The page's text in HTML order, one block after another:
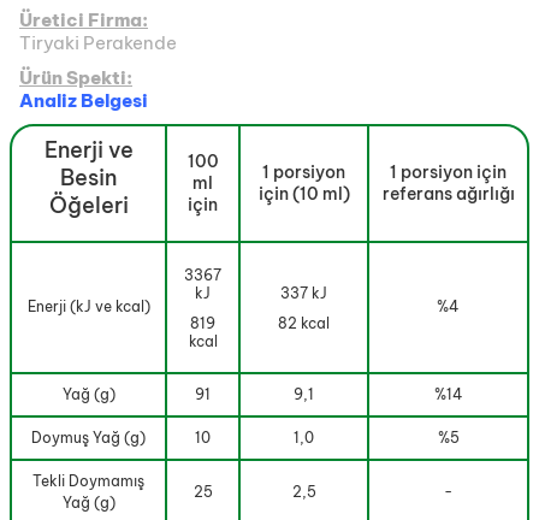
Üretici Firma:
Tiryaki Perakende
Ürün Spekti:
Analiz Belgesi
Enerji ve
Besin
Öğeleri
100
ml
için
1 porsiyon
için (10 ml)
1 porsiyon için
referans ağırlığı
Enerji (kJ ve kcal)
3367
kJ
819
kcal
337 kJ
82 kcal
%4
Yağ (g) 91 9,1 %14
Doymuş Yağ (g) 10 1,0 %5
Tekli Doymamış
Yağ (g)
25 2,5 -